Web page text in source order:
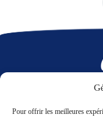
Pour offrir les meilleures